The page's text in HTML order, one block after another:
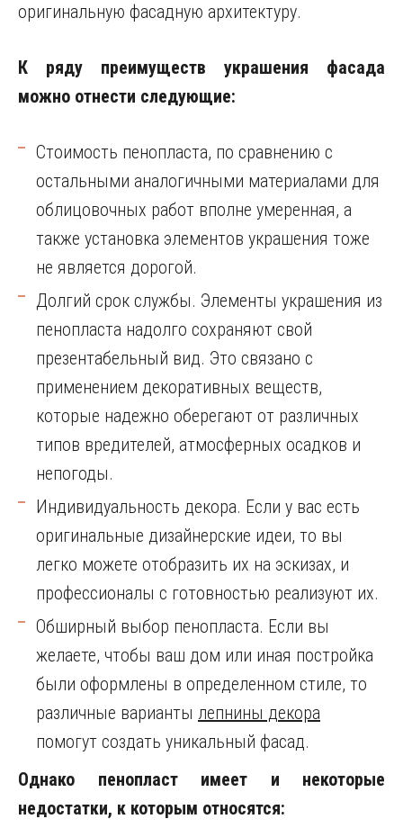
оригинальную фасадную архитектуру.
К ряду преимуществ украшения фасада
можно отнести следующие:
Стоимость пенопласта, по сравнению с
остальными аналогичными материалами для
облицовочных работ вполне умеренная, а
также установка элементов украшения тоже
не является дорогой.
Долгий срок службы. Элементы украшения из
пенопласта надолго сохраняют свой
презентабельный вид. Это связано с
применением декоративных веществ,
которые надежно оберегают от различных
типов вредителей, атмосферных осадков и
непогоды.
Индивидуальность декора. Если у вас есть
оригинальные дизайнерские идеи, то вы
легко можете отобразить их на эскизах, и
профессионалы с готовностью реализуют их.
Обширный выбор пенопласта. Если вы
желаете, чтобы ваш дом или иная постройка
были оформлены в определенном стиле, то
различные варианты лепнины декора
помогут создать уникальный фасад.
Однако пенопласт имеет и некоторые
недостатки, к которым относятся: